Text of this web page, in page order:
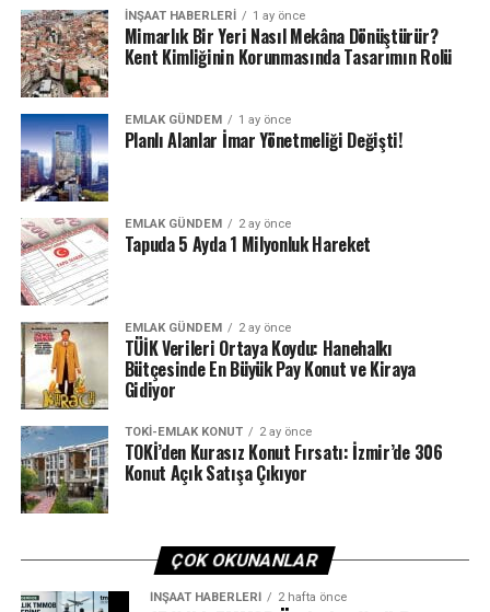
İNŞAAT HABERLERI 1 ay önce
Mimarlık Bir Yeri Nasıl Mekâna Dönüştürür?
Kent Kimliğinin Korunmasında Tasarımın Rolü
EMLAK GÜNDEM 1 ay önce
Planlı Alanlar İmar Yönetmeliği Değişti!
EMLAK GÜNDEM 2 ay önce
Tapuda 5 Ayda 1 Milyonluk Hareket
EMLAK GÜNDEM 2 ay önce
TÜİK Verileri Ortaya Koydu: Hanehalkı
Bütçesinde En Büyük Pay Konut ve Kiraya
Gidiyor
TOKI-EMLAK KONUT 2 ay önce
TOKİ’den Kurasız Konut Fırsatı: İzmir’de 306
Konut Açık Satışa Çıkıyor
ÇOK OKUNANLAR
İNŞAAT HABERLERI 2 hafta önce